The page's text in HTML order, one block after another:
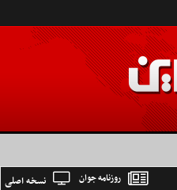
نسخه اصلی روزنامه جوان